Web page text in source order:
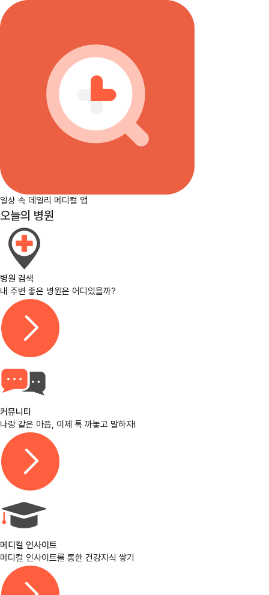
일상 속 데일리 메디컬 앱
오늘의 병원
병원 검색
내 주변 좋은 병원은 어디있을까?
커뮤니티
나랑 같은 아픔, 이제 톡 까놓고 말하자!
메디컬 인사이트
메디컬 인사이트를 통한 건강지식 쌓기